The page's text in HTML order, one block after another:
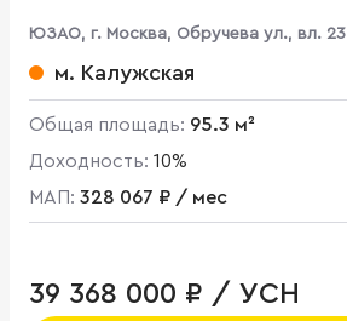
ЮЗАО, г. Москва, Обручева ул., вл. 23
м. Калужская
Общая площадь: 95.3 м²
Доходность: 10%
МАП: 328 067 ₽ / мес
39 368 000 ₽ / УСН